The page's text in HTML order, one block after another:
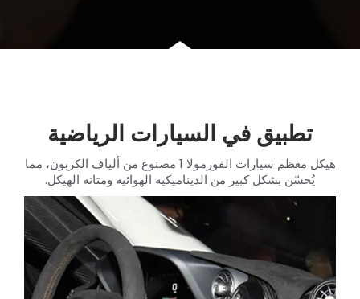
تطبيق في السيارات الرياضية
هيكل معظم سيارات الفورمولا 1 مصنوع من ألياف الكربون، مما
يُحسّن بشكل كبير من الديناميكية الهوائية ومتانة الهيكل.